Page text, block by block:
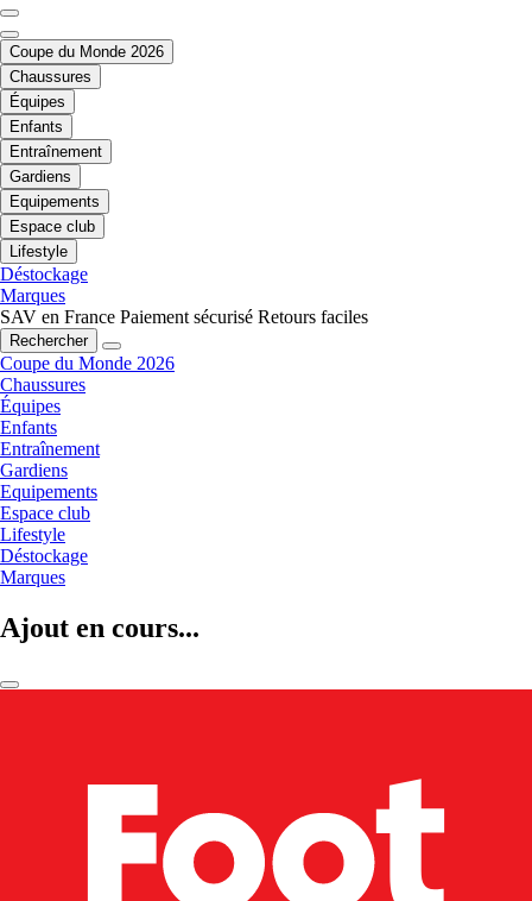
Coupe du Monde 2026
Chaussures
Équipes
Enfants
Entraînement
Gardiens
Equipements
Espace club
Lifestyle
Déstockage
Marques
SAV en France Paiement sécurisé Retours faciles
Rechercher
Coupe du Monde 2026
Chaussures
Équipes
Enfants
Entraînement
Gardiens
Equipements
Espace club
Lifestyle
Déstockage
Marques
Ajout en cours...